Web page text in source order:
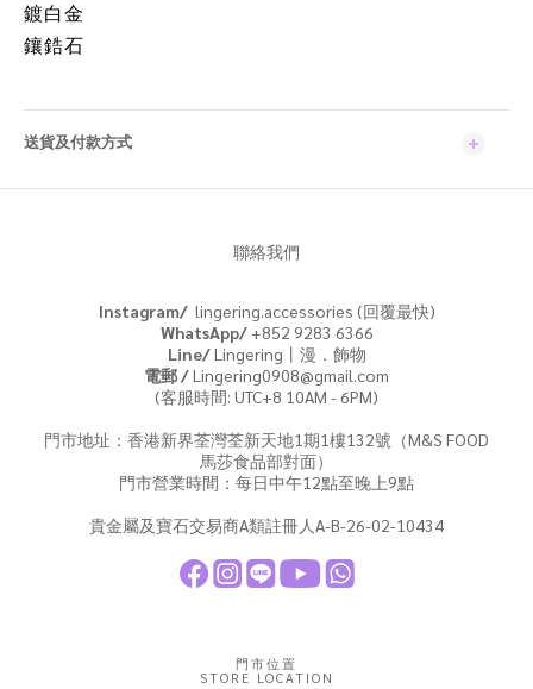
鍍白金
鑲鋯石
送貨及付款方式
聯絡我們
Instagram/ lingering.accessories (回覆最快)
WhatsApp/+852 9283 6366
Line/Lingering丨漫．飾物
電郵 /Lingering0908@gmail.com
(客服時間: UTC+8 10AM - 6PM)
門市地址：香港新界荃灣荃新天地1期1樓132號（M&S FOOD
馬莎食品部對面）
門市營業時間：每日中午12點至晚上9點
貴金屬及寶石交易商A類註冊人A-B-26-02-10434
門市位置
STORE LOCATION